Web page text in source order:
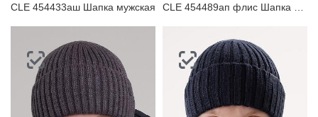
CLE 454433аш Шапка мужская